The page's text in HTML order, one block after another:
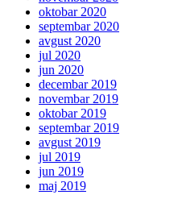
oktobar 2020
septembar 2020
avgust 2020
jul 2020
jun 2020
decembar 2019
novembar 2019
oktobar 2019
septembar 2019
avgust 2019
jul 2019
jun 2019
maj 2019